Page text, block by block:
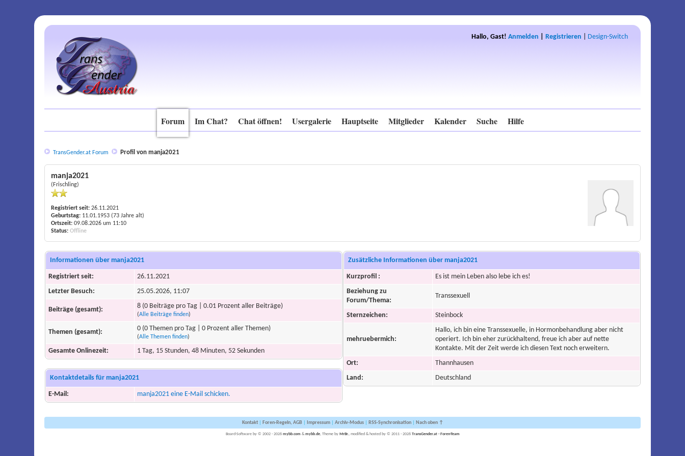
Hallo, Gast! Anmelden Registrieren Design-Switch
Forum Im Chat? Chat öffnen! Usergalerie Hauptseite Mitglieder Kalender Suche Hilfe
TransGender.at Forum Profil von manja2021
manja2021
(Frischling)
Registriert seit: 26.11.2021
Geburtstag: 11.01.1953 (73 Jahre alt)
Ortszeit: 09.08.2026 um 11:10
Status: Offline
Informationen über manja2021
Registriert seit:
26.11.2021
Letzter Besuch:
25.05.2026, 11:07
Beiträge (gesamt): 8 (0 Beiträge pro Tag | 0.01 Prozent aller Beiträge)
(Alle Beiträge finden)
Themen (gesamt): 0 (0 Themen pro Tag | 0 Prozent aller Themen)
(Alle Themen finden)
Gesamte Onlinezeit: 1 Tag, 15 Stunden, 48 Minuten, 52 Sekunden
Kontaktdetails für manja2021
E-Mail: manja2021 eine E-Mail schicken.
Zusätzliche Informationen über manja2021
Kurzprofil :
Es ist mein Leben also lebe ich es!
Beziehung zu
Forum/Thema:
Transsexuell
Sternzeichen: Steinbock
mehruebermich:
Hallo, ich bin eine Transsexuelle, in Hormonbehandlung aber nicht
operiert. Ich bin eher zurückhaltend, freue ich aber auf nette
Kontakte. Mit der Zeit werde ich diesen Text noch erweitern.
Ort:
Thannhausen
Land:
Deutschland
Kontakt| Foren-Regeln, AGB| Impressum| Archiv-Modus| RSS-Synchronisation| Nach oben ↑
Board-Software by © 2002 - 2026 mybb.com & mybb.de, Theme by MrBr., modified & hosted by © 2011 - 2026 TransGender.at - Foren-Team